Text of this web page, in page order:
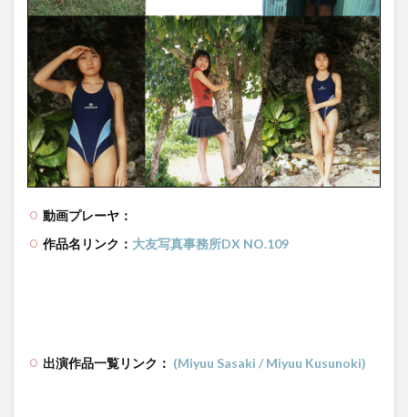
動画プレーヤ：
作品名リンク： 大友写真事務所DX NO.109
出演作品一覧リンク： (Miyuu Sasaki / Miyuu Kusunoki)